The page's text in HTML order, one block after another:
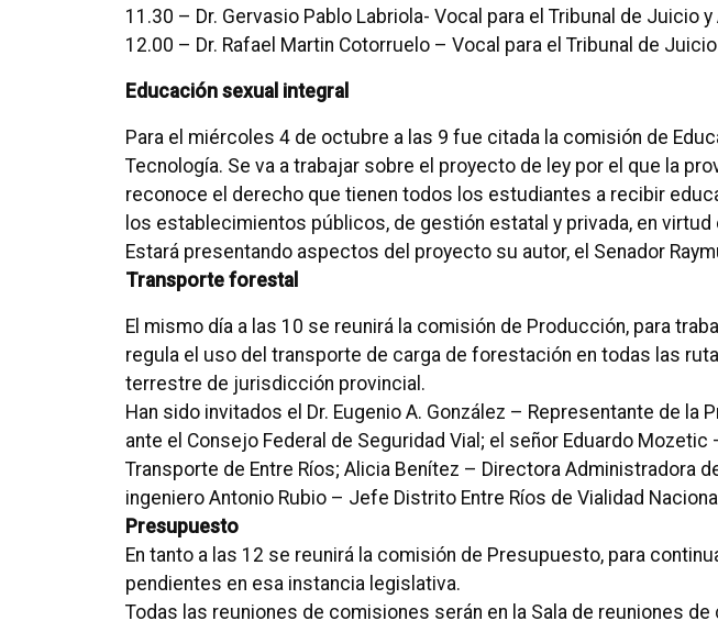
11.30 – Dr. Gervasio Pablo Labriola- Vocal para el Tribunal de Juicio
12.00 – Dr. Rafael Martin Cotorruelo – Vocal para el Tribunal de
Educación sexual integral
Para el miércoles 4 de octubre a las 9 fue citada la comisión de
Tecnología. Se va a trabajar sobre el proyecto de ley por el que la
reconoce el derecho que tienen todos los estudiantes a recibir
los establecimientos públicos, de gestión estatal y privada, en virtud
Estará presentando aspectos del proyecto su autor, el Senador
Transporte forestal
El mismo día a las 10 se reunirá la comisión de Producción, para
regula el uso del transporte de carga de forestación en todas las
terrestre de jurisdicción provincial.
Han sido invitados el Dr. Eugenio A. González – Representante de la
ante el Consejo Federal de Seguridad Vial; el señor Eduardo Mozetic
Transporte de Entre Ríos; Alicia Benítez – Directora Administradora
ingeniero Antonio Rubio – Jefe Distrito Entre Ríos de Vialidad
Presupuesto
En tanto a las 12 se reunirá la comisión de Presupuesto, para
pendientes en esa instancia legislativa.
Todas las reuniones de comisiones serán en la Sala de reuniones